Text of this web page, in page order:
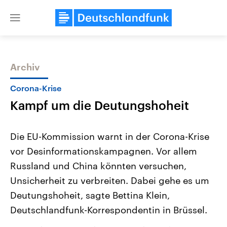
Close
Themen
Landtagswahl Sachsen-Anhalt
2026
Alle Informationen
Sachsen-Anhalt wählt am 6.
September 2026 einen neuen
Bundesland von einer Koalition aus
USA
Aktuelle Beiträge,
Hintergründe
Wirtschaftlich und
gehören die Vereinigten
mit großem Einfluss auf
Archiv
Corona-Krise
Kampf um die Deutungshoheit
Die EU-Kommission warnt in der Corona-Krise
vor Desinformationskampagnen. Vor allem
Russland und China könnten versuchen,
Unsicherheit zu verbreiten. Dabei gehe es um
Deutungshoheit, sagte Bettina Klein,
Deutschlandfunk-Korrespondentin in Brüssel.